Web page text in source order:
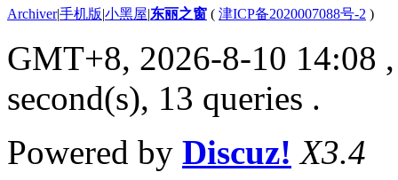
Archiver|手机版|小黑屋|东丽之窗 ( 津ICP备2020007088号-2 )
GMT+8, 2026-8-10 14:08
second(s), 13 queries .
Powered by Discuz! X3.4